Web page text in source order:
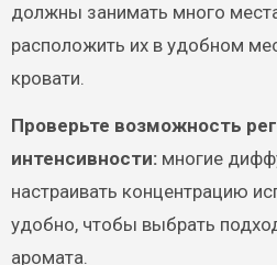
должны занимать много
расположить их в удобном
кровати.
Проверьте возможность
интенсивности:многие
настраивать концентрацию
удобно, чтобы выбрать
аромата.